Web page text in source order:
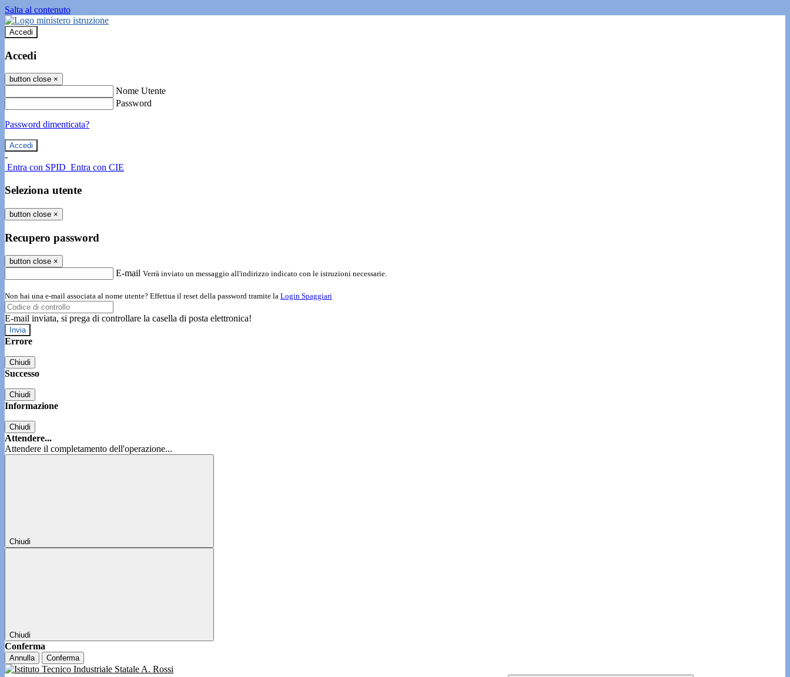
Salta al contenuto
Accedi
Accedi
button close ×
Nome Utente
Password
Password dimenticata?
-
Entra con SPID Entra con CIE
Seleziona utente
button close ×
Recupero password
button close ×
E-mail Verrà inviato un messaggio all'indirizzo indicato con le istruzioni necessarie.
Non hai una e-mail associata al nome utente? Effettua il reset della password tramite la Login Spaggiari
E-mail inviata, si prega di controllare la casella di posta elettronica!
Errore
Chiudi
Successo
Chiudi
Informazione
Chiudi
Attendere...
Attendere il completamento dell'operazione...
Chiudi
Chiudi
Conferma
Annulla Conferma